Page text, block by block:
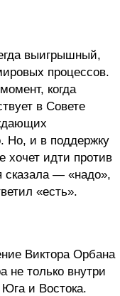
выигрышный,
процессов.
когда
в Совете
Но, и в поддержку
хочет идти против
сказала — «надо»,
«есть».
Виктора Орбана
не только внутри
и Востока.